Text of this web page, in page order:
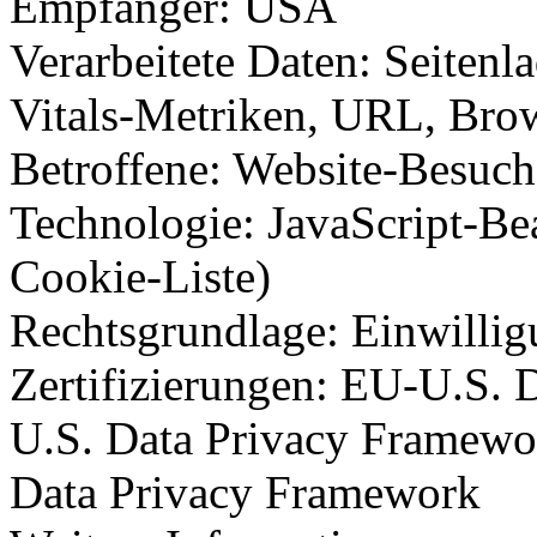
Verarbeitete Daten:
Vitals-Metriken, URL,
Betroffene: Website-
Technologie: JavaScript-
Cookie-Liste)
Rechtsgrundlage:
Zertifizierungen: EU-U.S.
U.S. Data Privacy
Data Privacy Framework